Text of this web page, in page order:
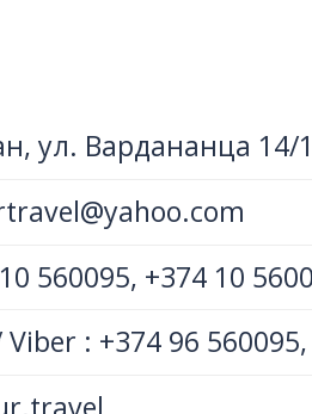
ул. Вардананца 14/
560095, +374 10
: +374 96